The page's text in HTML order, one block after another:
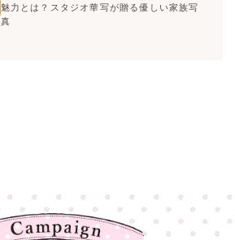
魅力とは？スタジオ華写が贈る優しい家族写
真